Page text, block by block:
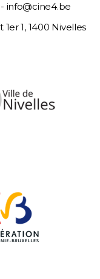
info@cine4.be
1, 1400 Nivelles